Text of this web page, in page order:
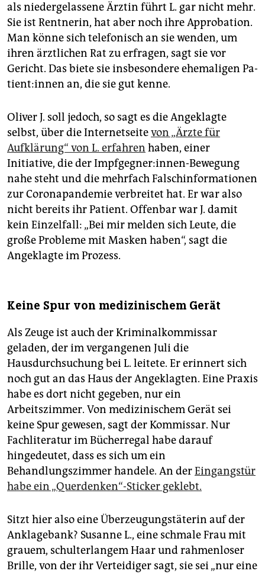
als niedergelassene Ärztin führt L. gar nicht mehr.
Sie ist Rentnerin, hat aber noch ihre Approbation.
Man könne sich telefonisch an sie wenden, um
ihren ärztlichen Rat zu erfragen, sagt sie vor
Gericht. Das biete sie insbesondere ehemaligen Pa­
ti­en­t:in­nen an, die sie gut kenne.
Oliver J. soll jedoch, so sagt es die Angeklagte
selbst, über die Internetseitevon „Ärzte für
Aufklärung“ von L. erfahren haben, einer
Initiative, die der Impfgegner:innen-Bewegung
nahe steht und die mehrfach Falschinformationen
zur Coronapandemie verbreitet hat. Er war also
nicht bereits ihr Patient. Offenbar war J. damit
kein Einzelfall: „Bei mir melden sich Leute, die
große Probleme mit Masken haben“, sagt die
Angeklagte im Prozess.
Keine Spur von medizinischem Gerät
Als Zeuge ist auch der Kriminalkommissar
geladen, der im vergangenen Juli die
Hausdurchsuchung bei L. leitete. Er erinnert sich
noch gut an das Haus der Angeklagten. Eine Praxis
habe es dort nicht gegeben, nur ein
Arbeitszimmer. Von medizinischem Gerät sei
keine Spur gewesen, sagt der Kommissar. Nur
Fachliteratur im Bücherregal habe darauf
hingedeutet, dass es sich um ein
Behandlungszimmer handele. An derEingangstür
habe ein „Querdenken“-Sticker geklebt.
Sitzt hier also eine Überzeugungstäterin auf der
Anklagebank? Susanne L., eine schmale Frau mit
grauem, schulterlangem Haar und rahmenloser
Brille, von der ihr Verteidiger sagt, sie sei „nur eine